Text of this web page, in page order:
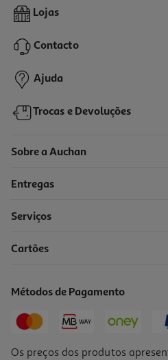
Lima Podológica Steripan 10 Un
3,60 €
Lojas
Contacto
Ajuda
Trocas e Devoluções
Sobre a Auchan
Entregas
Serviços
Cartões
Métodos de Pagamento
Os preços dos produtos